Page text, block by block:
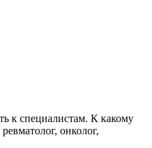
к специалистам. К какому
онколог,